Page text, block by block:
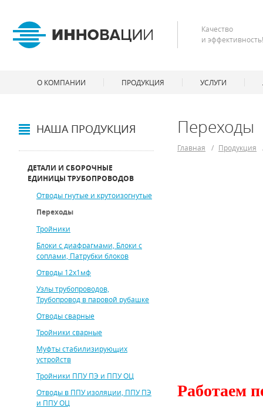
НАША ПРОДУКЦИЯ
ДЕТАЛИ И СБОРОЧНЫЕ
ЕДИНИЦЫ ТРУБОПРОВОДОВ
Отводы гнутые и крутоизогнутые
Переходы
Тройники
Блоки с диафрагмами, Блоки с
соплами, Патрубки блоков
Отводы 12х1мф
Узлы трубопроводов,
Трубопровод в паровой рубашке
Отводы сварные
Тройники сварные
Муфты стабилизирующих
устройств
Тройники ППУ ПЭ и ППУ ОЦ
Отводы в ППУ изоляции, ППУ ПЭ
и ППУ ОЦ
Переходы
Главная / Продукция
Работаем
Качество
и эффективность!
О КОМПАНИИ ПРОДУКЦИЯ УСЛУГИ